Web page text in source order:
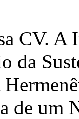
CV. A
da
de